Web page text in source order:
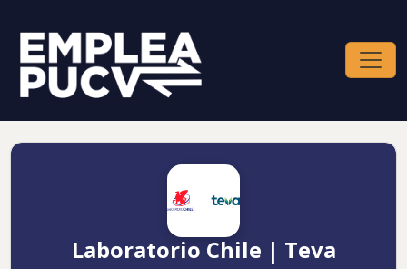
Laboratorio Chile | Teva